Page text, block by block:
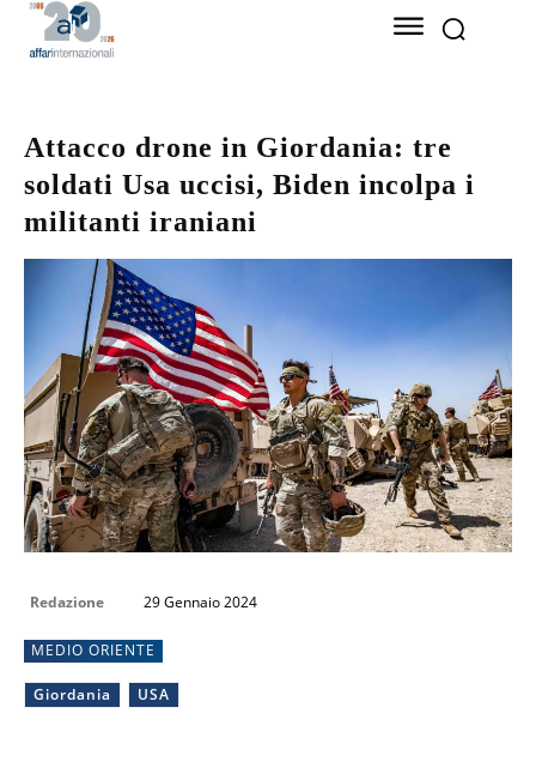
Attacco drone in Giordania: tre
soldati Usa uccisi, Biden incolpa i
militanti iraniani
Redazione 29 Gennaio 2024
MEDIO ORIENTE
Giordania USA